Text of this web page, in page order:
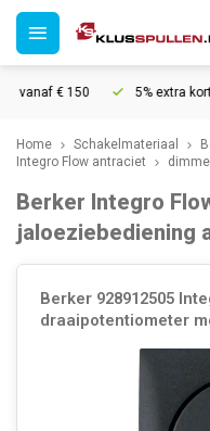
vanaf € 150 5% extra
Home Schakelmateriaal
Integro Flow antraciet
Berker Integro
jaloeziebediening
Berker 928912505
draaipotentiometer